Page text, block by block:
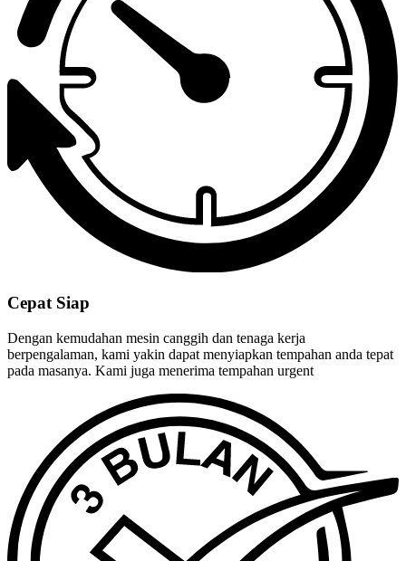
Cepat Siap
Dengan kemudahan mesin canggih dan tenaga kerja
berpengalaman, kami yakin dapat menyiapkan tempahan anda tepat
pada masanya. Kami juga menerima tempahan urgent